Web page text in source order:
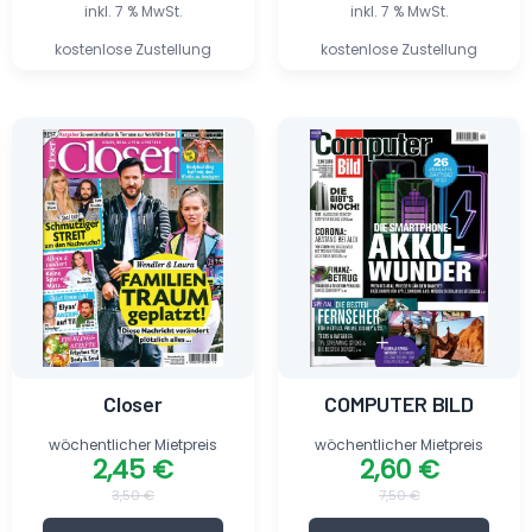
inkl. 7 % MwSt.
kostenlose Zustellung
inkl. 7 % MwSt.
kostenlose Zustellung
Closer
3,50€
Ursprünglicher
Preis
war:
3,50 €
2,45 €
Aktueller
Preis
ist:
2,45 €.
wöchentlicher Mietpreis
COMPUTER BILD
7,50€
Ursprünglicher
Preis
war:
7,50 €
2,60 €
Aktueller
Preis
ist:
2,60 €.
wöchentlicher Mietpreis